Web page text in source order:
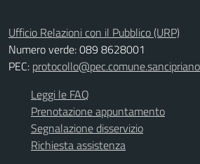
Ufficio Relazioni con il Pubblico (URP)
Numero verde: 089 8628001
PEC:
Leggi le FAQ
Prenotazione appuntamento
Segnalazione disservizio
Richiesta assistenza